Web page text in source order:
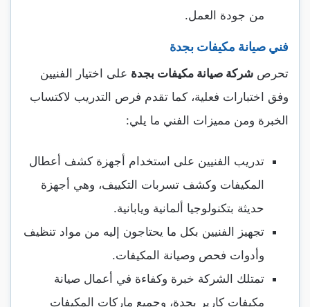
من جودة العمل.
فني صيانة مكيفات بجدة
تحرص شركة صيانة مكيفات بجدة على اختيار الفنيين
وفق اختبارات فعلية، كما تقدم فرص التدريب لاكتساب
الخبرة ومن مميزات الفني ما يلي:
تدريب الفنيين على استخدام أجهزة كشف أعطال
المكيفات وكشف تسربات التكييف، وهي أجهزة
حديثة بتكنولوجيا ألمانية ويابانية.
تجهيز الفنيين بكل ما يحتاجون إليه من مواد تنظيف
وأدوات فحص وصيانة المكيفات.
تمتلك الشركة خبرة وكفاءة في أعمال صيانة
مكيفات كارير بجدة، وجميع ماركات المكيفات